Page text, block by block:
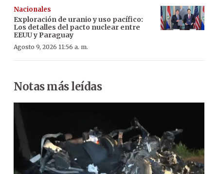
Nacionales
Exploración de uranio y uso pacífico:
Los detalles del pacto nuclear entre
EEUU y Paraguay
Agosto 9, 2026 11:56 a. m.
Notas más leídas